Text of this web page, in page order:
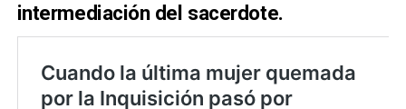
intermediación del sacerdote.